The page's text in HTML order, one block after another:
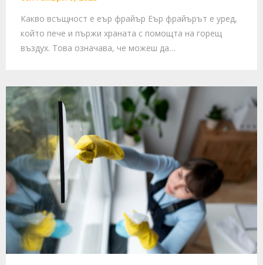
Какво всъщност е еър фрайър Еър фрайърът е уред,
който пече и пържи храната с помощта на горещ
въздух. Това означава, че можеш да…